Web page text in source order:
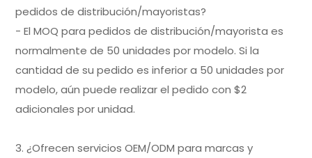
pedidos de distribución/mayoristas?
- El MOQ para pedidos de distribución/mayorista es
normalmente de 50 unidades por modelo. Si la
cantidad de su pedido es inferior a 50 unidades por
modelo, aún puede realizar el pedido con $2
adicionales por unidad.
3. ¿Ofrecen servicios OEM/ODM para marcas y